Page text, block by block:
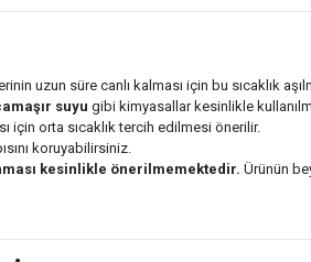
uzun süre canlı kalması için bu sıcaklık
suyu gibi kimyasallar kesinlikle
için orta sıcaklık tercih edilmesi önerilir.
koruyabilirsiniz.
kesinlikle önerilmemektedir. Ürünün